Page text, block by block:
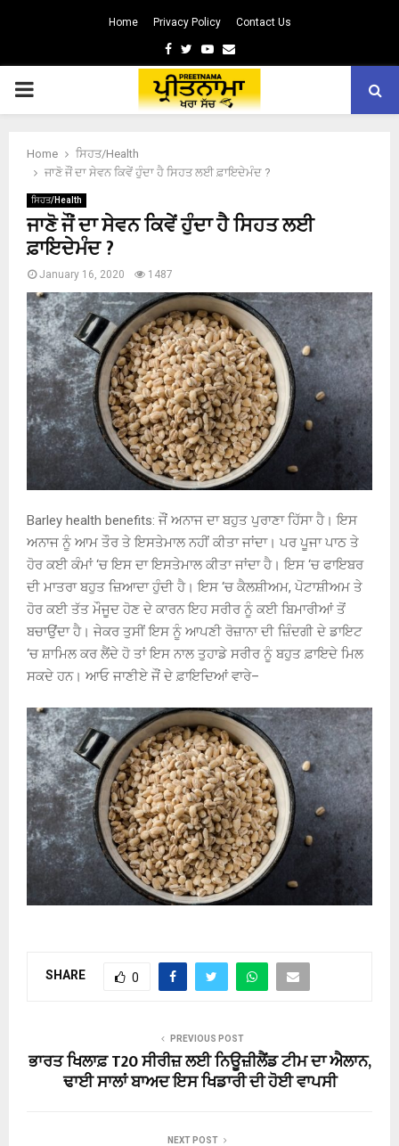
Home Privacy Policy Contact Us
Facebook
TwitterYoutube
Email
PRIMARY
Home
ਸਿਹਤ/Health
ਜਾਣੋ ਜੌਂ ਦਾ ਸੇਵਨ ਕਿਵੇਂ ਹੁੰਦਾ ਹੈ ਸਿਹਤ ਲਈ ਫ਼ਾਇਦੇਮੰਦ ?
ਸਿਹਤ/Health
ਜਾਣੋ ਜੌਂ ਦਾ ਸੇਵਨ ਕਿਵੇਂ ਹੁੰਦਾ ਹੈ ਸਿਹਤ ਲਈ
ਫ਼ਾਇਦੇਮੰਦ ?
January 16, 2020 1487
Barley health benefits: ਜੌਂ ਅਨਾਜ ਦਾ ਬਹੁਤ ਪੁਰਾਣਾ ਹਿੱਸਾ ਹੈ। ਇਸ
ਅਨਾਜ ਨੂੰ ਆਮ ਤੌਰ ਤੇ ਇਸਤੇਮਾਲ ਨਹੀਂ ਕੀਤਾ ਜਾਂਦਾ। ਪਰ ਪੂਜਾ ਪਾਠ ਤੇ
ਹੋਰ ਕਈ ਕੰਮਾਂ ‘ਚ ਇਸ ਦਾ ਇਸਤੇਮਾਲ ਕੀਤਾ ਜਾਂਦਾ ਹੈ। ਇਸ ‘ਚ ਫਾਇਬਰ
ਦੀ ਮਾਤਰਾ ਬਹੁਤ ਜ਼ਿਆਦਾ ਹੁੰਦੀ ਹੈ। ਇਸ ‘ਚ ਕੈਲਸ਼ੀਅਮ, ਪੋਟਾਸ਼ੀਅਮ ਤੇ
ਹੋਰ ਕਈ ਤੱਤ ਮੌਜੂਦ ਹੋਣ ਦੇ ਕਾਰਨ ਇਹ ਸਰੀਰ ਨੂੰ ਕਈ ਬਿਮਾਰੀਆਂ ਤੋਂ
ਬਚਾਉਂਦਾ ਹੈ। ਜੇਕਰ ਤੁਸੀਂ ਇਸ ਨੂੰ ਆਪਣੀ ਰੋਜ਼ਾਨਾ ਦੀ ਜ਼ਿੰਦਗੀ ਦੇ ਡਾਇਟ
‘ਚ ਸ਼ਾਮਿਲ ਕਰ ਲੈਂਦੇ ਹੋ ਤਾਂ ਇਸ ਨਾਲ ਤੁਹਾਡੇ ਸਰੀਰ ਨੂੰ ਬਹੁਤ ਫ਼ਾਇਦੇ ਮਿਲ
ਸਕਦੇ ਹਨ। ਆਓ ਜਾਣੀਏ ਜੌਂ ਦੇ ਫ਼ਾਇਦਿਆਂ ਵਾਰੇ–
SHARE 0
PREVIOUS POST
ਭਾਰਤ ਖਿਲਾਫ਼ T20 ਸੀਰੀਜ਼ ਲਈ ਨਿਊਜ਼ੀਲੈਂਡ ਟੀਮ ਦਾ ਐਲਾਨ,
ਢਾਈ ਸਾਲਾਂ ਬਾਅਦ ਇਸ ਖਿਡਾਰੀ ਦੀ ਹੋਈ ਵਾਪਸੀ
NEXT POST